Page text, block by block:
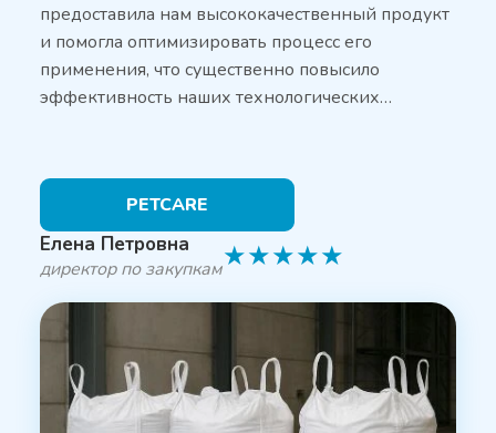
предоставила нам высококачественный продукт
и помогла оптимизировать процесс его
применения, что существенно повысило
эффективность наших технологических…
PETCARE
Елена Петровна
директор по закупкам★★★★★